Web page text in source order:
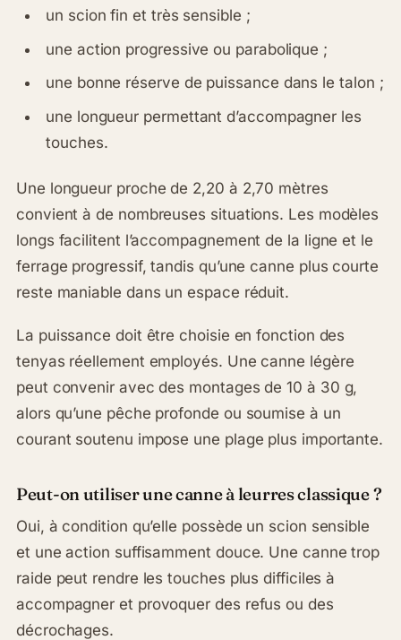
un scion fin et très sensible ;
une action progressive ou parabolique ;
une bonne réserve de puissance dans le talon ;
une longueur permettant d’accompagner les
touches.
Une longueur proche de 2,20 à 2,70 mètres
convient à de nombreuses situations. Les modèles
longs facilitent l’accompagnement de la ligne et le
ferrage progressif, tandis qu’une canne plus courte
reste maniable dans un espace réduit.
La puissance doit être choisie en fonction des
tenyas réellement employés. Une canne légère
peut convenir avec des montages de 10 à 30 g,
alors qu’une pêche profonde ou soumise à un
courant soutenu impose une plage plus importante.
Peut-on utiliser une canne à leurres classique ?
Oui, à condition qu’elle possède un scion sensible
et une action suffisamment douce. Une canne trop
raide peut rendre les touches plus difficiles à
accompagner et provoquer des refus ou des
décrochages.